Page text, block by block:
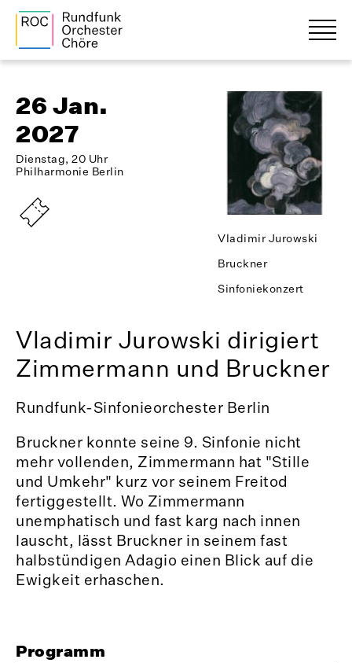
26 Jan.
2027
Dienstag, 20 Uhr
Philharmonie Berlin
Vladimir Jurowski
Bruckner
Sinfoniekonzert
Vladimir Jurowski dirigiert
Zimmermann und Bruckner
Rundfunk-Sinfonieorchester Berlin
Bruckner konnte seine 9. Sinfonie nicht
mehr vollenden, Zimmermann hat "Stille
und Umkehr" kurz vor seinem Freitod
fertiggestellt. Wo Zimmermann
unemphatisch und fast karg nach innen
lauscht, lässt Bruckner in seinem fast
halbstündigen Adagio einen Blick auf die
Ewigkeit erhaschen.
Programm